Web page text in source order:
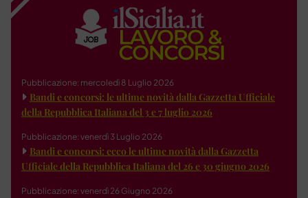
Pubblicazione: mercoledì 8 Luglio 2026
Bandi e concorsi: le ultime novità dalla Gazzetta Ufficiale
della Repubblica Italiana del 3 e 7 luglio 2026
Pubblicazione: venerdì 3 Luglio 2026
Bandi e concorsi: ecco le ultime novità dalla Gazzetta
Ufficiale della Repubblica Italiana del 26 e 30 giugno 2026
Pubblicazione: venerdì 26 Giugno 2026